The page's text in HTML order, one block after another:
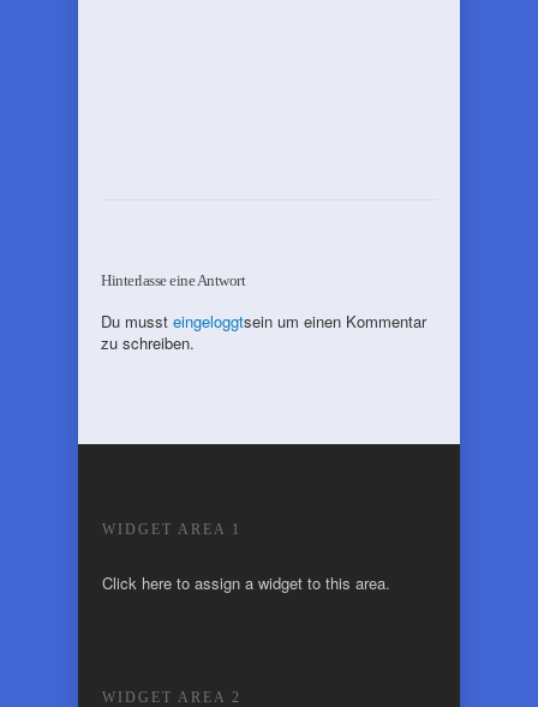
Hinterlasse eine Antwort
Du musst eingeloggtsein um einen Kommentar
zu schreiben.
WIDGET AREA 1
Click here to assign a widget to this area.
WIDGET AREA 2